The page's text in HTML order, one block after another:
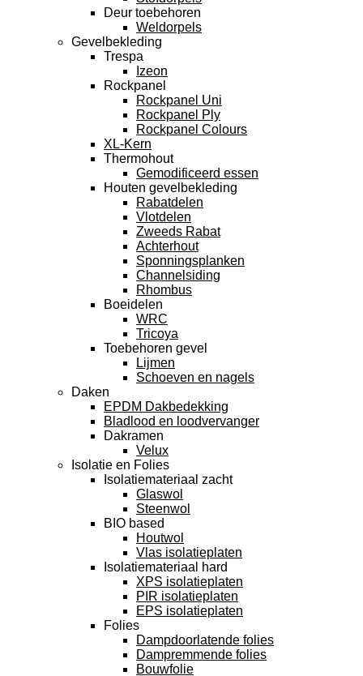
Deur toebehoren
Weldorpels
Gevelbekleding
Trespa
Izeon
Rockpanel
Rockpanel Uni
Rockpanel Ply
Rockpanel Colours
XL-Kern
Thermohout
Gemodificeerd essen
Houten gevelbekleding
Rabatdelen
Vlotdelen
Zweeds Rabat
Achterhout
Sponningsplanken
Channelsiding
Rhombus
Boeidelen
WRC
Tricoya
Toebehoren gevel
Lijmen
Schoeven en nagels
Daken
EPDM Dakbedekking
Bladlood en loodvervanger
Dakramen
Velux
Isolatie en Folies
Isolatiemateriaal zacht
Glaswol
Steenwol
BIO based
Houtwol
Vlas isolatieplaten
Isolatiemateriaal hard
XPS isolatieplaten
PIR isolatieplaten
EPS isolatieplaten
Folies
Dampdoorlatende folies
Dampremmende folies
Bouwfolie